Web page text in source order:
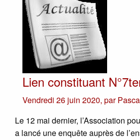
Lien constituant
Vendredi 26 juin 2020, par
Le 12 mai dernier, l’Association
a lancé une enquête auprès de